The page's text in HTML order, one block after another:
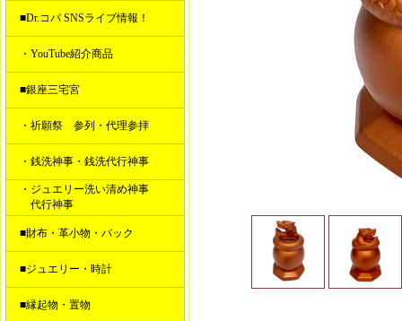
■Dr.コパ SNSライブ情報！
・YouTube紹介商品
■銀座三宅宮
・祈願祭 参列・代理参拝
・銭洗神事・銭洗代行神事
・ジュエリー洗い清め神事
代行神事
■財布・革小物・バック
■ジュエリー・時計
■縁起物・置物